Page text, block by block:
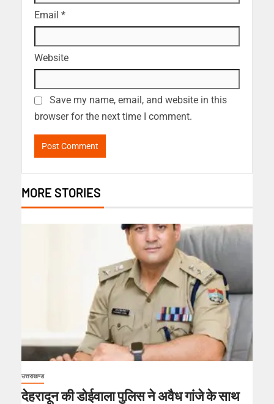
Email *
Website
Save my name, email, and website in this
browser for the next time I comment.
MORE STORIES
उत्तराखण्ड
देहरादून की डोईवाला पुलिस ने अवैध गांजे के साथ